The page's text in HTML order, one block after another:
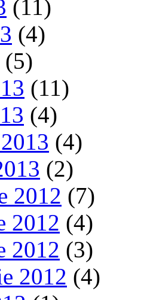
(11)
(4)
(5)
(11)
(4)
(4)
(2)
2012 (7)
2012 (4)
2012 (3)
2012 (4)